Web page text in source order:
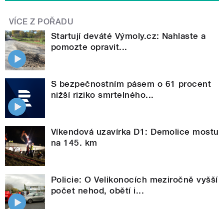
VÍCE Z POŘADU
Startují deváté Výmoly.cz: Nahlaste a
pomozte opravit...
S bezpečnostním pásem o 61 procent
nižší riziko smrtelného...
Víkendová uzavírka D1: Demolice mostu
na 145. km
Policie: O Velikonocích meziročně vyšší
počet nehod, obětí i...